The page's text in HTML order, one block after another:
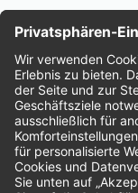
Bewertungen